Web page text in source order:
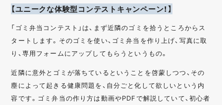
【ユニークな体験型コンテストキャンペーン！】
「ゴミ弁当コンテスト」は、まず近隣のゴミを拾うところからス
タートします。そのゴミを使い、ゴミ弁当を作り上げ、写真に取
り、専用フォームにアップしてもらうというもの。
近隣に意外とゴミが落ちているということを啓蒙しつつ、その
塵によって起きる健康問題を、自分ごと化して欲しいという内
容です。ゴミ弁当の作り方は動画やPDFで解説していて、初心者